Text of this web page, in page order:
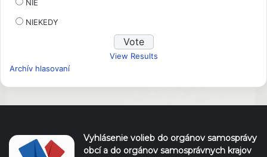
NIE
NIEKEDY
View Results
Archív hlasovaní
Vyhlásenie volieb do orgánov samosprávy
obcí a do orgánov samosprávnych krajov